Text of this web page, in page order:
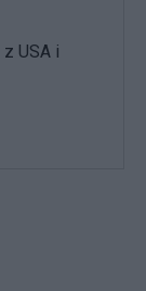
USA i